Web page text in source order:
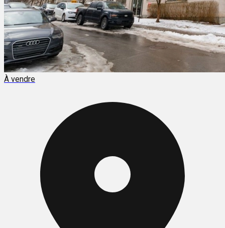
À vendre